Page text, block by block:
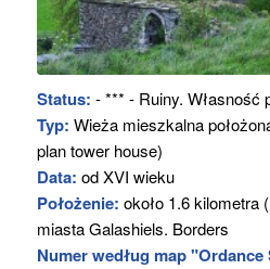
Status: - *** - Ruiny. Własność
Typ: Wieża mieszkalna
plan tower house)
Data: od XVI wieku
Położenie: około 1.6 kilometra
miasta Galashiels. Borders
Numer według map